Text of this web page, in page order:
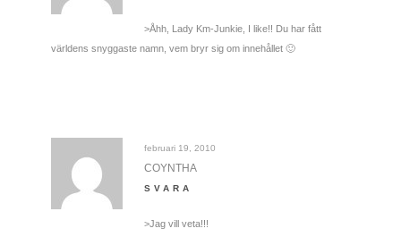
>Åhh, Lady Km-Junkie, I like!! Du har fått
världens snyggaste namn, vem bryr sig om innehållet 🙂
februari 19, 2010
COYNTHA
SVARA
>Jag vill veta!!!